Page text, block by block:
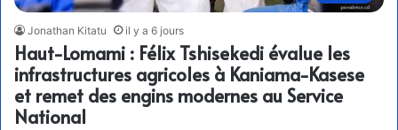
Jonathan Kitatu il y a 6 jours
Haut-Lomami : Félix Tshisekedi évalue les
infrastructures agricoles à Kaniama-Kasese
et remet des engins modernes au Service
National